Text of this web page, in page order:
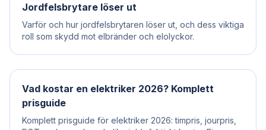
Jordfelsbrytare löser ut
Varför och hur jordfelsbrytaren löser ut, och dess viktiga
roll som skydd mot elbränder och elolyckor.
Vad kostar en elektriker 2026? Komplett
prisguide
Komplett prisguide för elektriker 2026: timpris, jourpris,